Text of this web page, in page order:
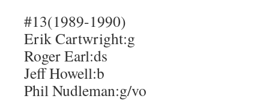
#13(1989-1990)
Erik Cartwright:g
Roger Earl:ds
Jeff Howell:b
Phil Nudleman:g/vo